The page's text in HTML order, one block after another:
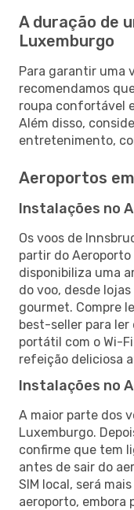
A duração de
Luxemburgo
Para garantir uma
recomendamos
roupa confortável
Além disso,
entretenimento,
Aeroportos
Instalações no
Os voos de
partir do Aeroporto
disponibiliza uma
do voo, desde
gourmet. Compre
best-seller para
portátil com o Wi-
refeição deliciosa
Instalações no
A maior parte dos
Luxemburgo.
confirme que tem
antes de sair do
SIM local, será
aeroporto, embora